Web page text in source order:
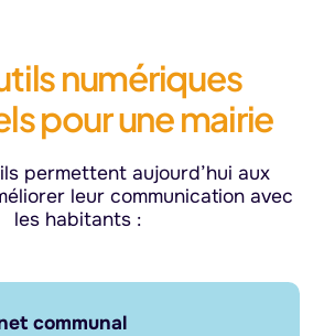
numériques
pour une mairie
permettent aujourd’hui aux
leur communication avec
les habitants :
communal